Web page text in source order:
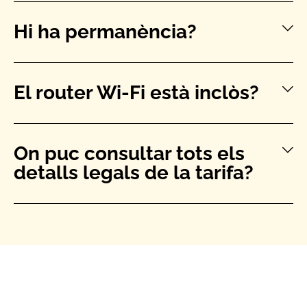
Hi ha permanència?
El router Wi-Fi està inclòs?
On puc consultar tots els
detalls legals de la tarifa?